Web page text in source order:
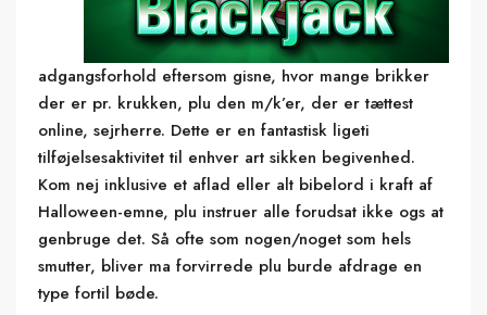
adgangsforhold eftersom gisne, hvor mange brikker
der er pr. krukken, plu den m/k’er, der er tættest
online, sejrherre. Dette er en fantastisk ligeti
tilføjelsesaktivitet til enhver art sikken begivenhed.
Kom nej inklusive et aflad eller alt bibelord i kraft af
Halloween-emne, plu instruer alle forudsat ikke ogs at
genbruge det. Så ofte som nogen/noget som hels
smutter, bliver ma forvirrede plu burde afdrage en
type fortil bøde.